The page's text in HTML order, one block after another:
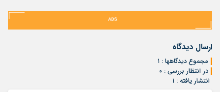
ارسال دیدگاه
مجموع دیدگاهها : ۱
در انتظار بررسی : ۰
انتشار یافته : ۱